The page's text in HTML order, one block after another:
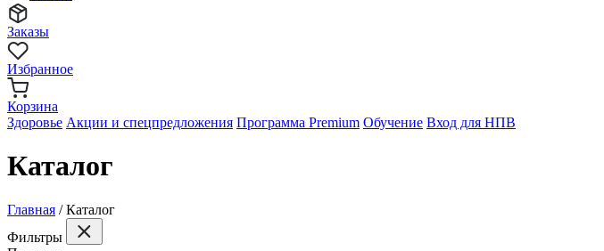
Заказы
Избранное
Корзина
Здоровье Акции и спецпредложения Программа Premium Обучение Вход для НПВ
Каталог
Главная / Каталог
Фильтры